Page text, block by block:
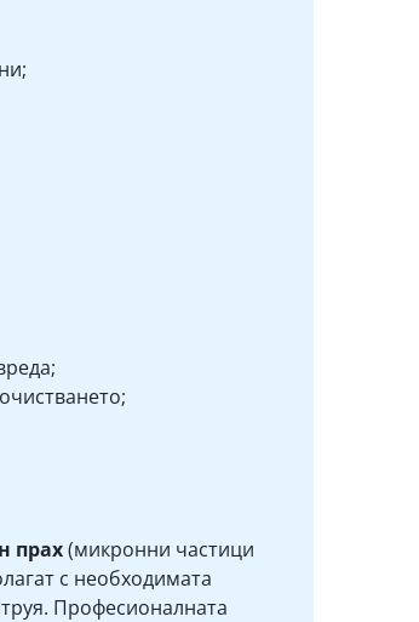
прах(микронни частици
с необходимата
Професионалната